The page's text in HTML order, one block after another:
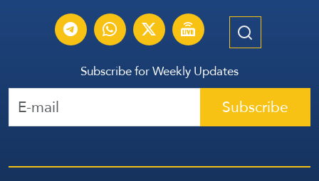
Subscribe for Weekly Updates
Subscribe